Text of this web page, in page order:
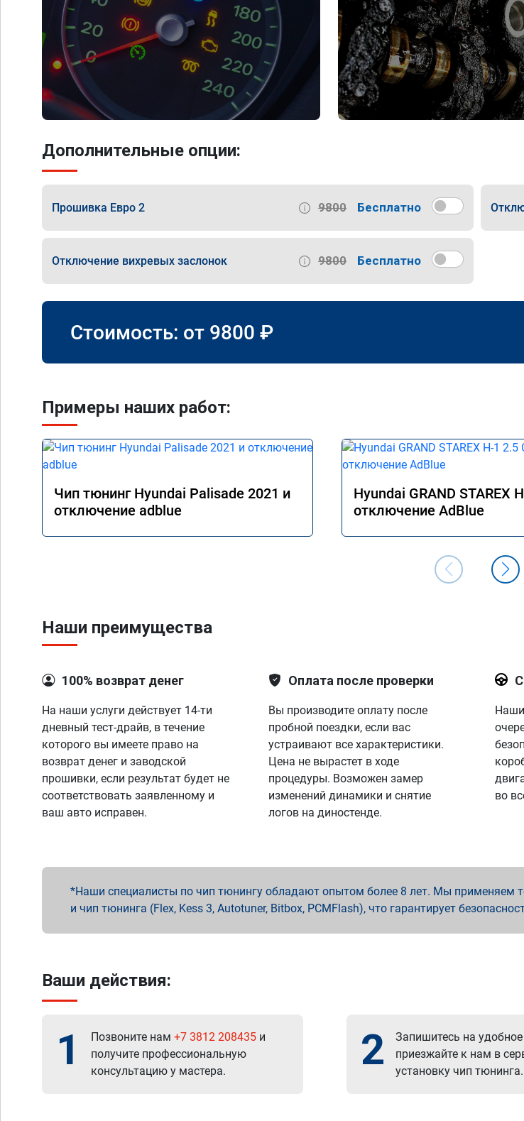
Дополнительные опции:
Прошивка Евро 2 9800 Бесплатно
Отключение вихревых заслонок 9800 Бесплатно
Стоимость: от 9800 ₽
Примеры наших работ:
Чип тюнинг Hyundai Palisade 2021 и
отключение adblue
Hyundai GRAND STAREX
отключение AdBlue
Наши преимущества
100% возврат денег
На наши услуги действует 14-ти
дневный тест-драйв, в течение
которого вы имеете право на
возврат денег и заводской
прошивки, если результат будет не
соответствовать заявленному и
ваш авто исправен.
Оплата после проверки
Вы производите оплату после
пробной поездки, если вас
устраивают все характеристики.
Цена не вырастет в ходе
процедуры. Возможен замер
изменений динамики и снятие
логов на диностенде.
во
Наши специалисты по чип тюнингу обладают опытом более 8 лет. Мы применяем
и чип тюнинга (Flex, Kess 3, Autotuner, Bitbox, PCMFlash), что гарантирует
Ваши действия:
1 Позвоните нам +7 3812 208435 и
получите профессиональную
консультацию у мастера.
2
Запишитесь на
приезжайте к нам в
установку чип тюнинга.